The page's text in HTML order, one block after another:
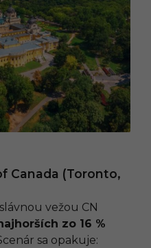
Canada (Toronto,
vežou CN
zo 16 %
sa opakuje: